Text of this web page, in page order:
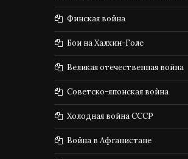
Финская война
Бои на Халхин-Голе
Великая отечественная война
Советско-японская война
Холодная война СССР
Война в Афганистане